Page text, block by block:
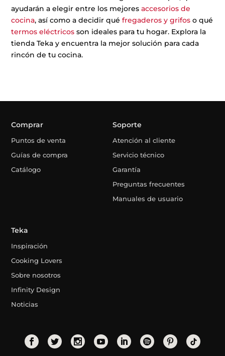
ayudarán a elegir entre los mejoresaccesorios de
cocina, así como a decidir quéfregaderos y grifos o qué
termos eléctricos son ideales para tu hogar. Explora la
tienda Teka y encuentra la mejor solución para cada
rincón de tu cocina.
Comprar
Puntos de venta
Guías de compra
Catálogo
Soporte
Atención al cliente
Servicio técnico
Garantía
Preguntas frecuentes
Manuales de usuario
Teka
Inspiración
Cooking Lovers
Sobre nosotros
Infinity Design
Noticias